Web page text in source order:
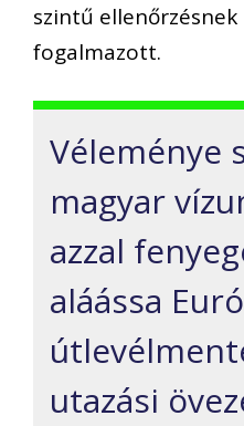
szintű ellenőrzésnek
fogalmazott.
Véleménye
magyar
azzal
aláássa
utazási